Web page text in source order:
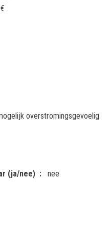
overstromingsgevoelig
(ja/nee) nee